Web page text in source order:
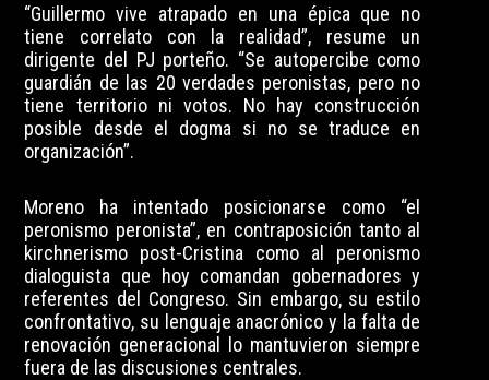
“Guillermo vive atrapado en una épica que no
tiene correlato con la realidad”, resume un
dirigente del PJ porteño. “Se autopercibe como
guardián de las 20 verdades peronistas, pero no
tiene territorio ni votos. No hay construcción
posible desde el dogma si no se traduce en
organización”.
Moreno ha intentado posicionarse como “el
peronismo peronista”, en contraposición tanto al
kirchnerismo post-Cristina como al peronismo
dialoguista que hoy comandan gobernadores y
referentes del Congreso. Sin embargo, su estilo
confrontativo, su lenguaje anacrónico y la falta de
renovación generacional lo mantuvieron siempre
fuera de las discusiones centrales.